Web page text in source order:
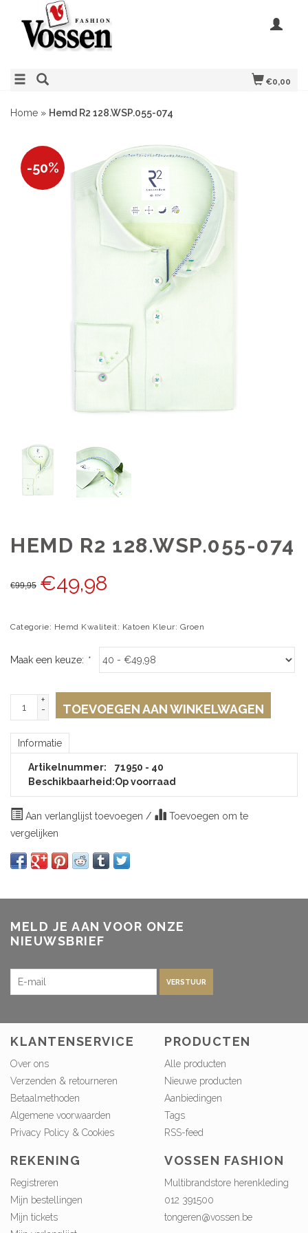
€0,00
Home » Hemd R2 128.WSP.055-074
-50%
HEMD R2 128.WSP.055-074
€99,95 €49,98
Categorie: Hemd Kwaliteit: Katoen Kleur: Groen
Maak een keuze: *
+
-
TOEVOEGEN AAN WINKELWAGEN
Informatie
Artikelnummer:
71950 - 40
Beschikbaarheid:Op voorraad
Aan verlanglijst toevoegen /
Toevoegen om te
vergelijken
MELD JE AAN VOOR ONZE
NIEUWSBRIEF
VERSTUUR
KLANTENSERVICE
Over ons
Verzenden & retourneren
Betaalmethoden
Algemene voorwaarden
Privacy Policy & Cookies
PRODUCTEN
Alle producten
Nieuwe producten
Aanbiedingen
Tags
RSS-feed
REKENING
Registreren
Mijn bestellingen
Mijn tickets
VOSSEN FASHION
Multibrandstore herenkleding
012 391500
tongeren@vossen.be